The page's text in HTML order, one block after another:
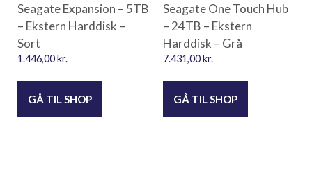
Seagate Expansion – 5TB
– Ekstern Harddisk –
Sort
1.446,00kr.
GÅ TIL SHOP
Seagate One Touch Hub
– 24TB – Ekstern
Harddisk – Grå
7.431,00kr.
GÅ TIL SHOP